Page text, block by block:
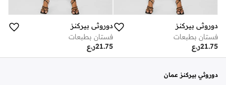
دوروثي بيركنز
فستان بطبعات
ر.ع21.75
دوروثي بيركنز
فستان بطبعات
ر.ع21.75
دوروثي بيركنز عمان